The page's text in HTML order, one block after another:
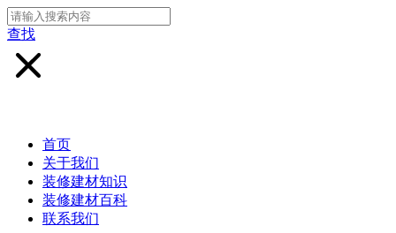
查找
首页
关于我们
装修建材知识
装修建材百科
联系我们